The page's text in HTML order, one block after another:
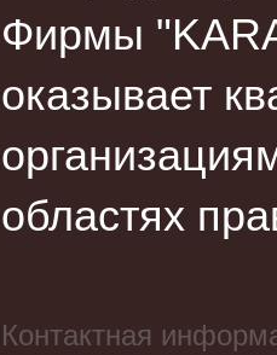
Фирмы
оказывает
областях
Контактная